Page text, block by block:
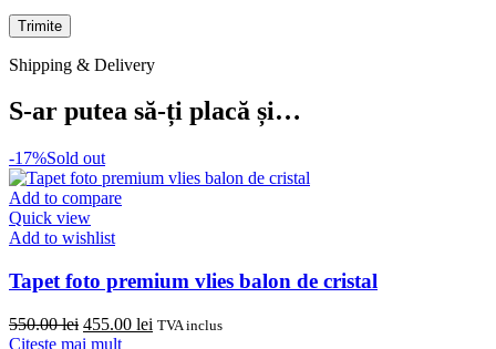
Shipping & Delivery
S-ar putea să-ți placă și…
-17%Sold out
Add to compare
Quick view
Add to wishlist
Tapet foto premium vlies balon de cristal
550.00lei Prețul
inițial
455.00 lei Prețul
TVA inclus
Citește mai mult